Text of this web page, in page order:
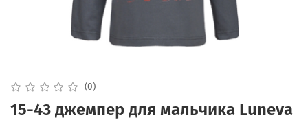
(0)
15-43 джемпер для мальчика Luneva